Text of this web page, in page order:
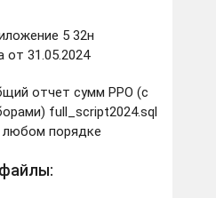
5 32н
от 31.05.2024
отчет сумм РРО (с
full_script2024.sql
порядке